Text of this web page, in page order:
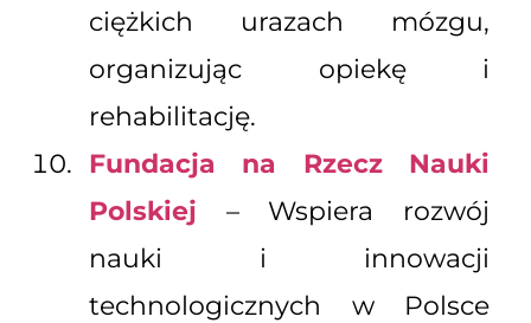
ciężkich urazach mózgu,
organizując opiekę i
rehabilitację.
Fundacja na Rzecz Nauki
Polskiej – Wspiera rozwój
nauki i innowacji
technologicznych w Polsce